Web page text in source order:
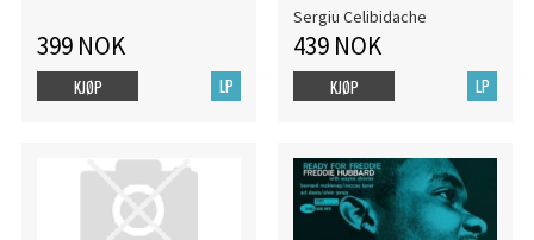
399 NOK
LP
KJØP
Sergiu Celibidache
439 NOK
LP
KJØP